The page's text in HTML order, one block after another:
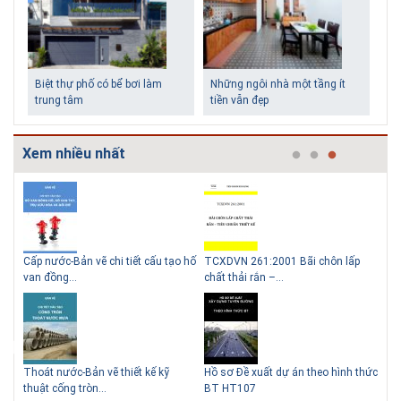
Biệt thự phố có bể bơi làm
trung tâm
Những ngôi nhà một tầng ít
tiền vẫn đẹp
Lý do nên sử dụng gạch block
để xây nhà
Thiết kế nhà siêu nhỏ độc đáo
Xem nhiều nhất
Bản vẽ chi tiết cấu tạo đế cống tròn
D600,D80...
Giao thông-Bản vẽ chi tiết cấu tạo
khe co, kh...
Bản vẽ chi tiết các dạng gia cố mái
ta luy HT...
Thuyết minh và Bảng tính toán
đánh giá hiệu q...